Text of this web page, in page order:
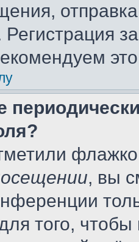
Регистрация
, вы
того, чтобы